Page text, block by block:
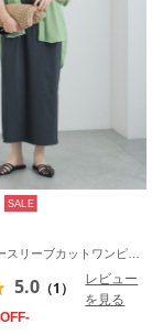
SALE
5.0 （1）
レビュー
を見る